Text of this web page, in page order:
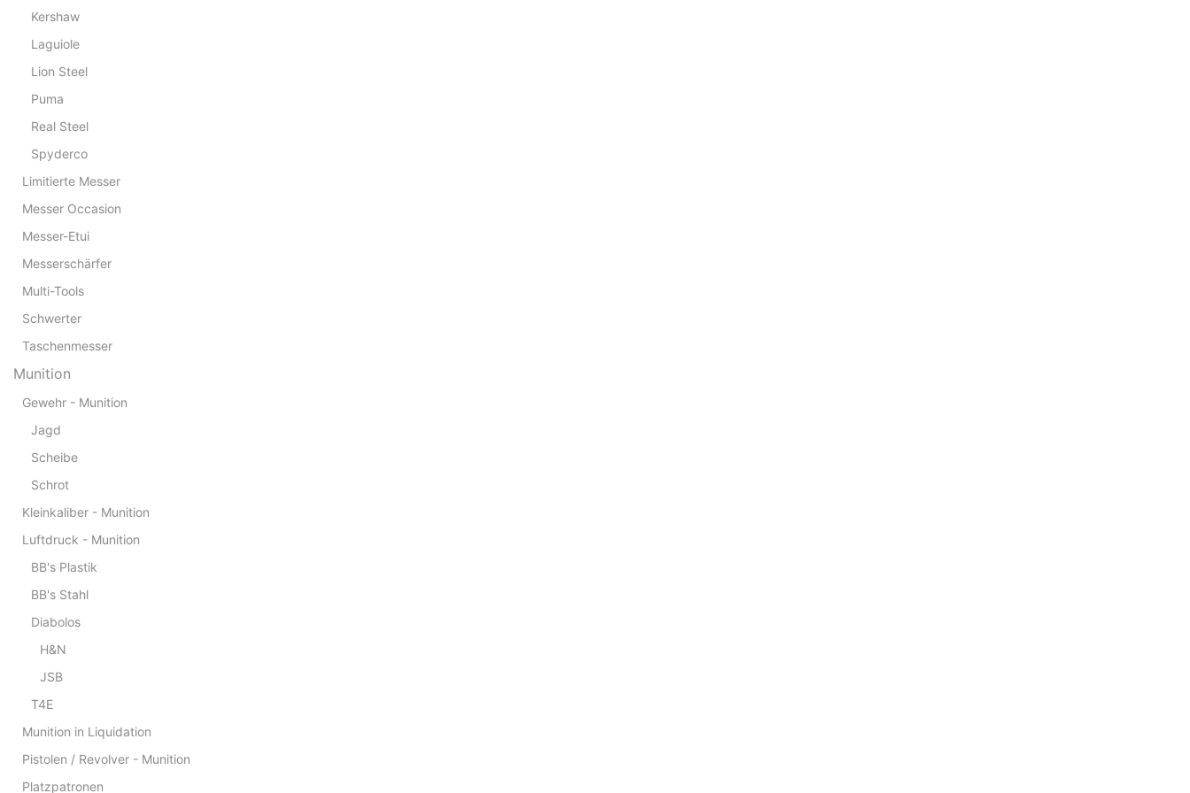
Kershaw
Laguiole
Lion Steel
Puma
Real Steel
Spyderco
Limitierte Messer
Messer Occasion
Messer-Etui
Messerschärfer
Multi-Tools
Schwerter
Taschenmesser
Munition
Gewehr - Munition
Jagd
Scheibe
Schrot
Kleinkaliber - Munition
Luftdruck - Munition
BB's Plastik
BB's Stahl
Diabolos
H&N
JSB
T4E
Munition in Liquidation
Pistolen / Revolver - Munition
Platzpatronen